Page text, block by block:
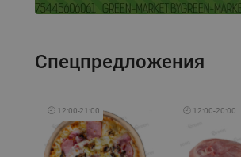
Спецпредложения
🕘 12:00-21:00 🕘 12:00-20:00